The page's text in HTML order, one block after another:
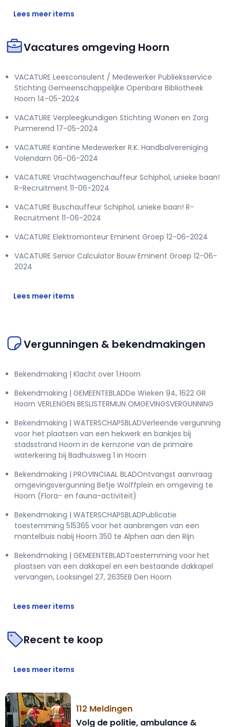
Lees meer items
Vacatures omgeving Hoorn
VACATURE Leesconsulent / Medewerker Publieksservice
Stichting Gemeenschappelijke Openbare Bibliotheek
Hoorn 14-05-2024
VACATURE Verpleegkundigen Stichting Wonen en Zorg
Purmerend 17-05-2024
VACATURE Kantine Medewerker R.K. Handbalvereniging
Volendam 06-06-2024
VACATURE Vrachtwagenchauffeur Schiphol, unieke baan!
R-Recruitment 11-06-2024
VACATURE Buschauffeur Schiphol, unieke baan! R-
Recruitment 11-06-2024
VACATURE Elektromonteur Eminent Groep 12-06-2024
VACATURE Senior Calculator Bouw Eminent Groep 12-06-
2024
Lees meer items
Vergunningen & bekendmakingen
Bekendmaking | Klacht over 1.Hoorn
Bekendmaking | GEMEENTEBLADDe Wieken 94, 1622 GR
Hoorn VERLENGEN BESLISTERMIJN OMGEVINGSVERGUNNING
Bekendmaking | WATERSCHAPSBLADVerleende vergunning
voor het plaatsen van een hekwerk en bankjes bij
stadsstrand Hoorn in de kernzone van de primaire
waterkering bij Badhuisweg 1 in Hoorn
Bekendmaking | PROVINCIAAL BLADOntvangst aanvraag
omgevingsvergunning Betje Wolffplein en omgeving te
Hoorn (Flora- en fauna-activiteit)
Bekendmaking | WATERSCHAPSBLADPublicatie
toestemming 515365 voor het aanbrengen van een
mantelbuis nabij Hoorn 350 te Alphen aan den Rijn.
Bekendmaking | GEMEENTEBLADToestemming voor het
plaatsen van een dakkapel en een bestaande dakkapel
vervangen, Looksingel 27, 2635EB Den Hoorn
Lees meer items
Recent te koop
Lees meer items
112 Meldingen
Volg de politie, ambulance &